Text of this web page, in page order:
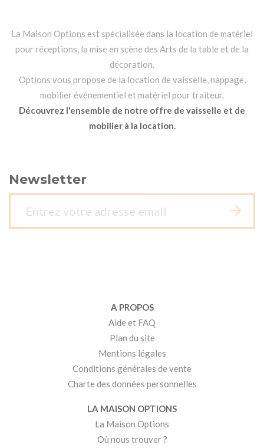
La Maison Options est spécialisée dans la location de matériel
pour réceptions, la mise en scène des Arts de la table et de la
décoration.
Options vous propose de la location de vaisselle, nappage,
mobilier événementiel et matériel pour traiteur.
Découvrez l'ensemble de notre offre de vaisselle et de
mobilier à la location.
Newsletter
A PROPOS
Aide et FAQ
Plan du site
Mentions légales
Conditions générales de vente
Charte des données personnelles
LA MAISON OPTIONS
La Maison Options
Où nous trouver ?